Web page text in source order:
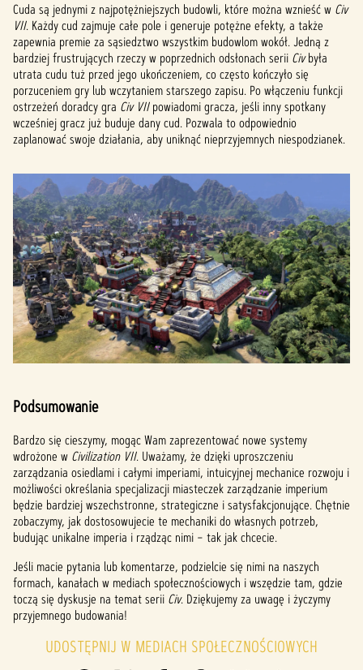
Cuda są jednymi z najpotężniejszych budowli, które można wznieść w Civ
VII. Każdy cud zajmuje całe pole i generuje potężne efekty, a także
zapewnia premie za sąsiedztwo wszystkim budowlom wokół. Jedną z
bardziej frustrujących rzeczy w poprzednich odsłonach serii Civbyła
utrata cudu tuż przed jego ukończeniem, co często kończyło się
porzuceniem gry lub wczytaniem starszego zapisu. Po włączeniu funkcji
ostrzeżeń doradcy gra Civ VIIpowiadomi gracza, jeśli inny spotkany
wcześniej gracz już buduje dany cud. Pozwala to odpowiednio
zaplanować swoje działania, aby uniknąć nieprzyjemnych niespodzianek.
Podsumowanie
Bardzo się cieszymy, mogąc Wam zaprezentować nowe systemy
wdrożone w Civilization VII. Uważamy, że dzięki uproszczeniu
zarządzania osiedlami i całymi imperiami, intuicyjnej mechanice rozwoju i
możliwości określania specjalizacji miasteczek zarządzanie imperium
będzie bardziej wszechstronne, strategiczne i satysfakcjonujące. Chętnie
zobaczymy, jak dostosowujecie te mechaniki do własnych potrzeb,
budując unikalne imperia i rządząc nimi – tak jak chcecie.
Jeśli macie pytania lub komentarze, podzielcie się nimi na naszych
formach, kanałach w mediach społecznościowych i wszędzie tam, gdzie
toczą się dyskusje na temat serii Civ. Dziękujemy za uwagę i życzymy
przyjemnego budowania!
UDOSTĘPNIJ W MEDIACH SPOŁECZNOŚCIOWYCH